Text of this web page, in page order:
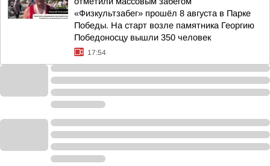
«Физкультзабег» прошёл 8 августа в Парке
Победы. На старт возле памятника Георгию
Победоносцу вышли 350 человек
17:54